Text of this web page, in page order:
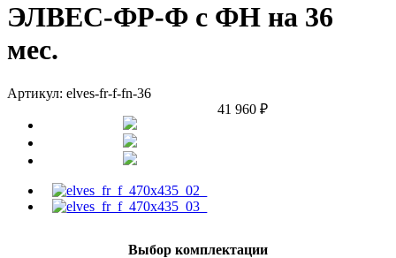
ЭЛВЕС-ФР-Ф с ФН на 36
мес.
Артикул: elves-fr-f-fn-36
41 960 ₽
Выбор комплектации